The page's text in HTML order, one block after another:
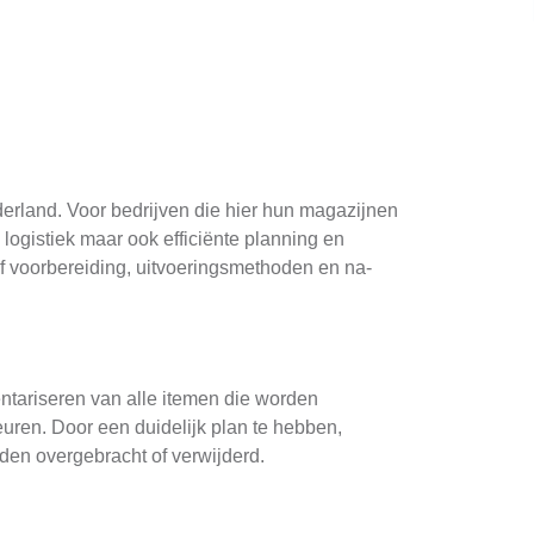
Voor bedrijven die hier hun magazijnen
maar ook efficiënte planning en
uitvoeringsmethoden en na-
van alle itemen die worden
Door een duidelijk plan te hebben,
overgebracht of verwijderd.